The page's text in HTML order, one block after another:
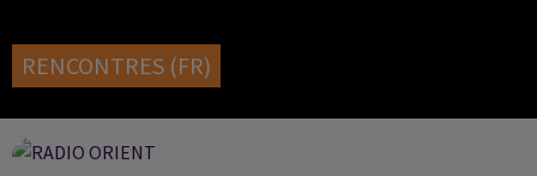
RENCONTRES (FR)